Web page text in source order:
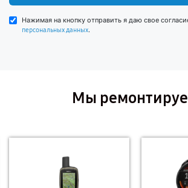
Нажимая на кнопку отправить я даю свое
персональных данных.
Мы